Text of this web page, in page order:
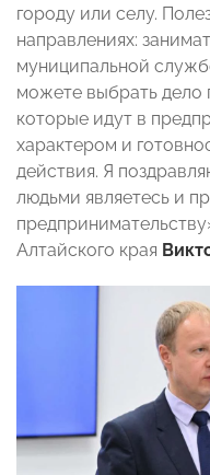
городу или селу.
направлениях:
муниципальной
можете выбрать
которые идут в
характером и
действия. Я
людьми являетесь и
Алтайского края